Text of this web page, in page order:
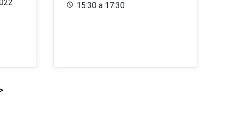
15:30 a 17:30